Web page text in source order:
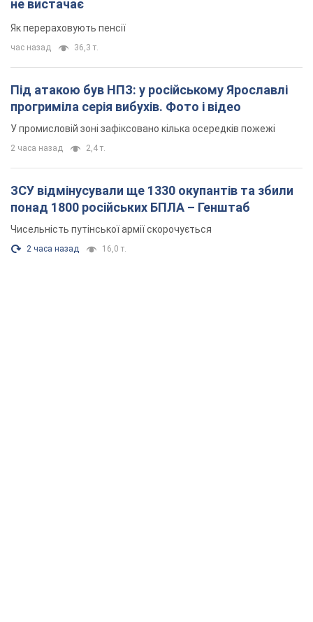
не вистачає
Як перераховують пенсії
час назад 36,3 т.
Під атакою був НПЗ: у російському Ярославлі
прогриміла серія вибухів. Фото і відео
У промисловій зоні зафіксовано кілька осередків пожежі
2 часа назад 2,4 т.
ЗСУ відмінусували ще 1330 окупантів та збили
понад 1800 російських БПЛА – Генштаб
Чисельність путінської армії скорочується
2 часа назад 16,0 т.